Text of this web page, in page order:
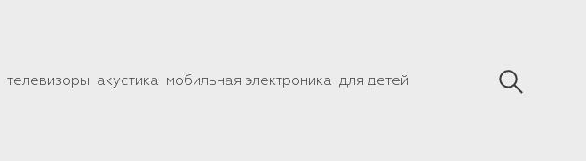
телевизоры акустика мобильная электроника для детей